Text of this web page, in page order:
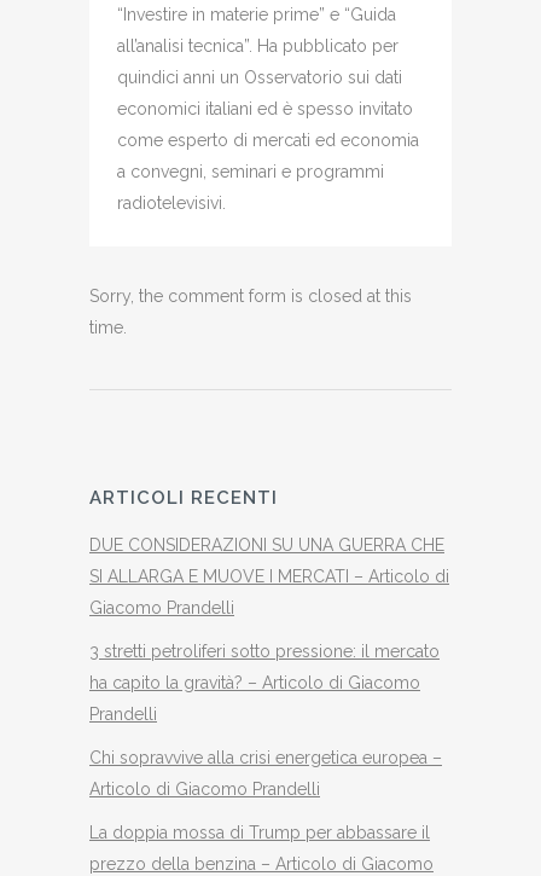
“Investire in materie prime” e “Guida
all’analisi tecnica”. Ha pubblicato per
quindici anni un Osservatorio sui dati
economici italiani ed è spesso invitato
come esperto di mercati ed economia
a convegni, seminari e programmi
radiotelevisivi.
Sorry, the comment form is closed at this
time.
ARTICOLI RECENTI
DUE CONSIDERAZIONI SU UNA GUERRA CHE
SI ALLARGA E MUOVE I MERCATI – Articolo di
Giacomo Prandelli
3 stretti petroliferi sotto pressione: il mercato
ha capito la gravità? – Articolo di Giacomo
Prandelli
Chi sopravvive alla crisi energetica europea –
Articolo di Giacomo Prandelli
La doppia mossa di Trump per abbassare il
prezzo della benzina – Articolo di Giacomo